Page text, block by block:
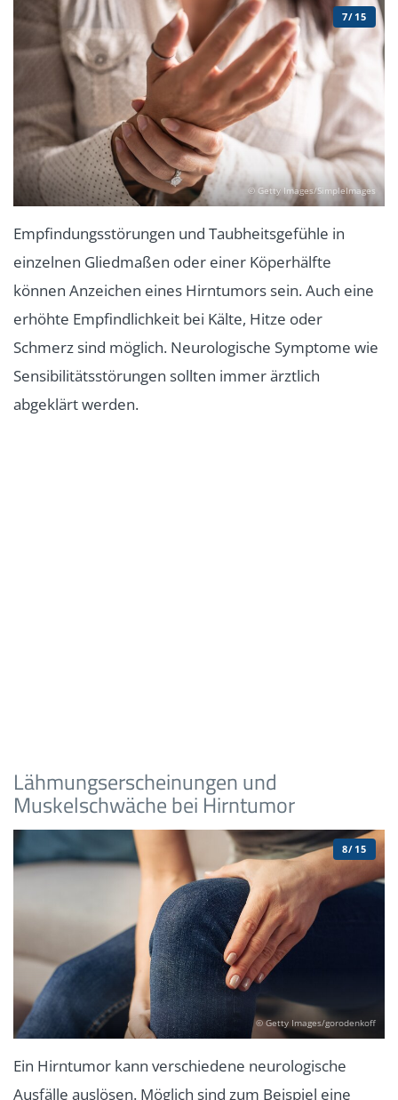
© Getty Images/SimpleImages
7/15
Empfindungsstörungen und Taubheitsgefühle in
einzelnen Gliedmaßen oder einer Köperhälfte
können Anzeichen eines Hirntumors sein. Auch eine
erhöhte Empfindlichkeit bei Kälte, Hitze oder
Schmerz sind möglich. Neurologische Symptome wie
Sensibilitätsstörungen sollten immer ärztlich
abgeklärt werden.
Lähmungserscheinungen und
Muskelschwäche bei Hirntumor
© Getty Images/gorodenkoff
8/15
Ein Hirntumor kann verschiedene neurologische
Ausfälle auslösen. Möglich sind zum Beispiel eine